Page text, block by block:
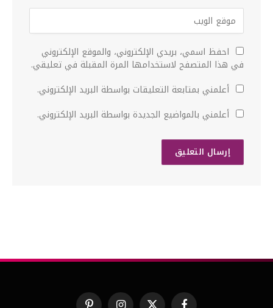
احفظ اسمي، بريدي الإلكتروني، والموقع الإلكتروني
في هذا المتصفح لاستخدامها المرة المقبلة في تعليقي.
أعلمني بمتابعة التعليقات بواسطة البريد الإلكتروني.
أعلمني بالمواضيع الجديدة بواسطة البريد الإلكتروني.